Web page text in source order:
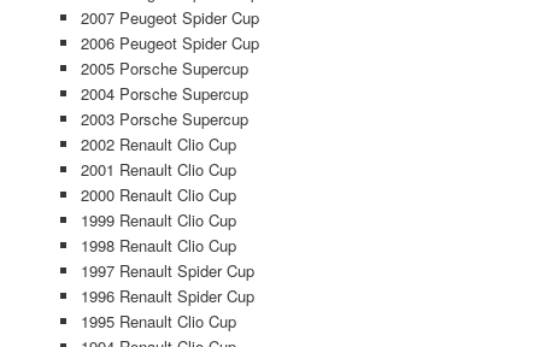
2007 Peugeot Spider Cup
2006 Peugeot Spider Cup
2005 Porsche Supercup
2004 Porsche Supercup
2003 Porsche Supercup
2002 Renault Clio Cup
2001 Renault Clio Cup
2000 Renault Clio Cup
1999 Renault Clio Cup
1998 Renault Clio Cup
1997 Renault Spider Cup
1996 Renault Spider Cup
1995 Renault Clio Cup